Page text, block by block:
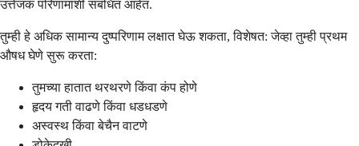
उत्तेजक परिणामांशी संबंधित आहेत.
तुम्ही हे अधिक सामान्य दुष्परिणाम लक्षात घेऊ शकता, विशेषत: जेव्हा तुम्ही प्रथम
औषध घेणे सुरू करता:
तुमच्या हातात थरथरणे किंवा कंप होणे
हृदय गती वाढणे किंवा धडधडणे
अस्वस्थ किंवा बेचैन वाटणे